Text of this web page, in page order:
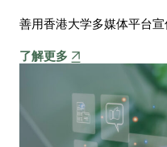
善用香港大学多媒体平台
了解更多